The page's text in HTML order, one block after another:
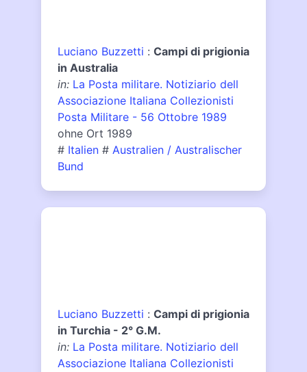
Luciano Buzzetti : Campi di prigionia
in Australia
in: La Posta militare. Notiziario dell
Associazione Italiana Collezionisti
Posta Militare - 56 Ottobre 1989
ohne Ort 1989
# Italien # Australien / Australischer
Bund
Luciano Buzzetti : Campi di prigionia
in Turchia - 2° G.M.
in: La Posta militare. Notiziario dell
Associazione Italiana Collezionisti